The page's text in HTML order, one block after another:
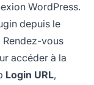
WordPress.
depuis le
Rendez-vous
accéder à la
Login URL,